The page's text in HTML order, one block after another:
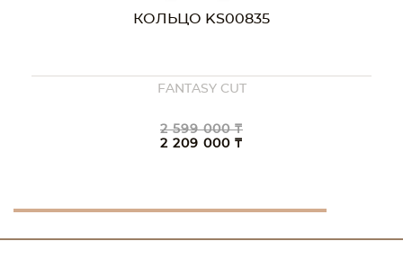
КОЛЬЦО KS00835
FANTASY CUT
2 599 000 ₸
2 209 000 ₸